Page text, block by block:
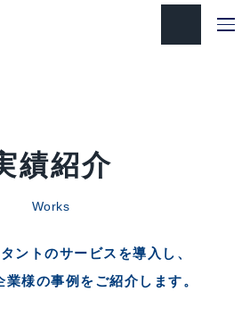
績紹介
Works
ントのサービスを導入し、
業様の事例をご紹介します。